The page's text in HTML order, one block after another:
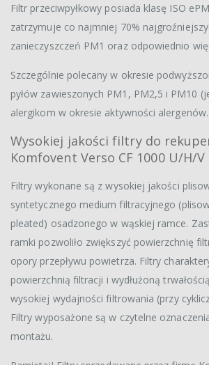
Filtr przeciwpyłkowy posiada klasę ISO
zatrzymuje co najmniej 70%
zanieczyszczeń PM1 oraz odpowiednio
Szczególnie polecany w okresie
pyłów zawieszonych PM1, PM2,5 i PM10
alergikom w okresie aktywności alergenów.
Wysokiej jakości filtry do
Komfovent Verso CF 1000 U/H/V
Filtry wykonane są z wysokiej jakości
syntetycznego medium filtracyjnego
pleated) osadzonego w wąskiej ramce.
ramki pozwoliło zwiększyć powierzchnię
opory przepływu powietrza. Filtry
powierzchnią filtracji i wydłużoną
wysokiej wydajności filtrowania (przy
Filtry wyposażone są w czytelne
montażu.